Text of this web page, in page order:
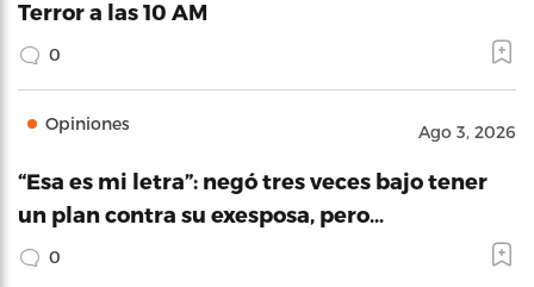
Terror a las 10 AM
0
Opiniones Ago 3, 2026
“Esa es mi letra”: negó tres veces bajo tener
un plan contra su exesposa, pero…
0